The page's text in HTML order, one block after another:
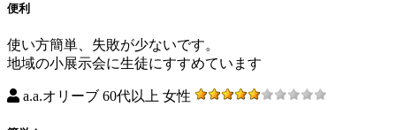
便利
使い方簡単、失敗が少ないです。
地域の小展示会に生徒にすすめています
a.a.オリーブ 60代以上 女性